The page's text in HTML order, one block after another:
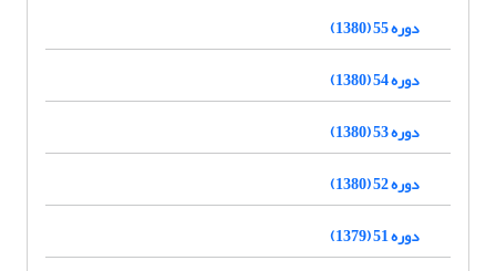
دوره 55 (1380)
دوره 54 (1380)
دوره 53 (1380)
دوره 52 (1380)
دوره 51 (1379)